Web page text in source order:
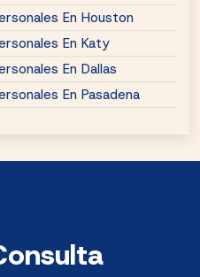
En Houston
En Katy
En Dallas
En Pasadena